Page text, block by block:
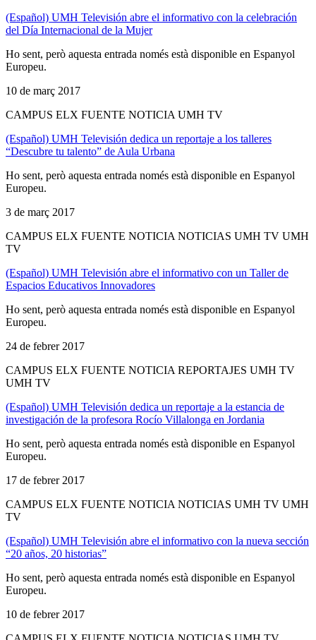
(Español) UMH Televisión abre el informativo con la celebración
del Día Internacional de la Mujer
Ho sent, però aquesta entrada només està disponible en Espanyol
Europeu.
10 de març 2017
CAMPUS ELX FUENTE NOTICIA UMH TV
(Español) UMH Televisión dedica un reportaje a los talleres
“Descubre tu talento” de Aula Urbana
Ho sent, però aquesta entrada només està disponible en Espanyol
Europeu.
3 de març 2017
CAMPUS ELX FUENTE NOTICIA NOTICIAS UMH TV UMH
TV
(Español) UMH Televisión abre el informativo con un Taller de
Espacios Educativos Innovadores
Ho sent, però aquesta entrada només està disponible en Espanyol
Europeu.
24 de febrer 2017
CAMPUS ELX FUENTE NOTICIA REPORTAJES UMH TV
UMH TV
(Español) UMH Televisión dedica un reportaje a la estancia de
investigación de la profesora Rocío Villalonga en Jordania
Ho sent, però aquesta entrada només està disponible en Espanyol
Europeu.
17 de febrer 2017
CAMPUS ELX FUENTE NOTICIA NOTICIAS UMH TV UMH
TV
(Español) UMH Televisión abre el informativo con la nueva sección
“20 años, 20 historias”
Ho sent, però aquesta entrada només està disponible en Espanyol
Europeu.
10 de febrer 2017